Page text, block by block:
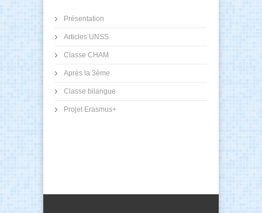
Présentation
Articles UNSS
Classe CHAM
Après la 3ème
Classe bilangue
Projet Erasmus+